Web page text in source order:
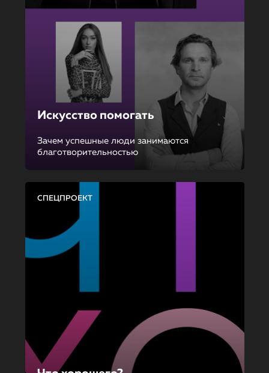
Искусство помогать
Зачем успешные люди занимаются
благотворительностью
СПЕЦПРОЕКТ